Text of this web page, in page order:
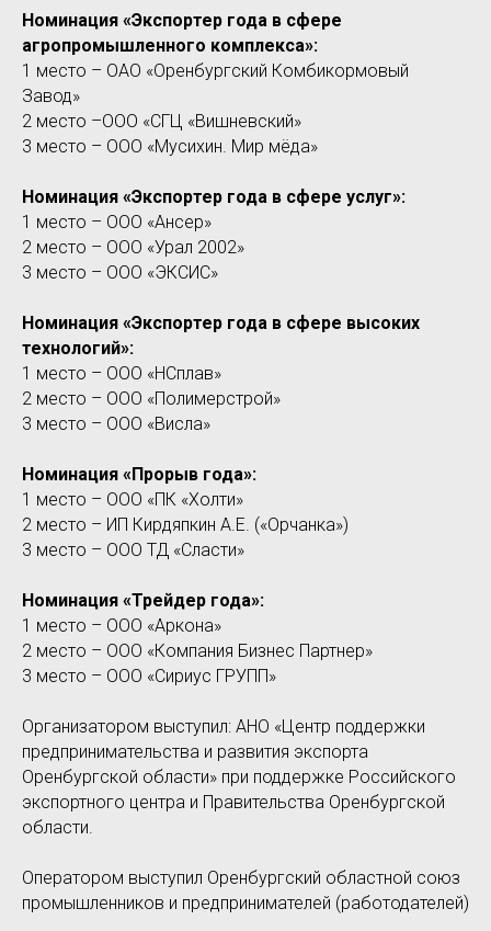
Номинация «Экспортер года в сфере
агропромышленного комплекса»:
1 место – ОАО «Оренбургский Комбикормовый
Завод»
2 место –ООО «СГЦ «Вишневский»
3 место – ООО «Мусихин. Мир мёда»
Номинация «Экспортер года в сфере услуг»:
1 место – ООО «Ансер»
2 место – ООО «Урал 2002»
3 место – ООО «ЭКСИС»
Номинация «Экспортер года в сфере высоких
технологий»:
1 место – ООО «НСплав»
2 место – ООО «Полимерстрой»
3 место – ООО «Висла»
Номинация «Прорыв года»:
1 место – ООО «ПК «Холти»
2 место – ИП Кирдяпкин А.Е. («Орчанка»)
3 место – ООО ТД «Сласти»
Номинация «Трейдер года»:
1 место – ООО «Аркона»
2 место – ООО «Компания Бизнес Партнер»
3 место – ООО «Сириус ГРУПП»
Организатором выступил: АНО «Центр поддержки
предпринимательства и развития экспорта
Оренбургской области» при поддержке Российского
экспортного центра и Правительства Оренбургской
области.
Оператором выступил Оренбургский областной союз
промышленников и предпринимателей (работодателей)